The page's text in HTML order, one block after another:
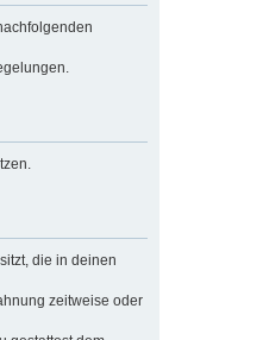
die in deinen
zeitweise oder